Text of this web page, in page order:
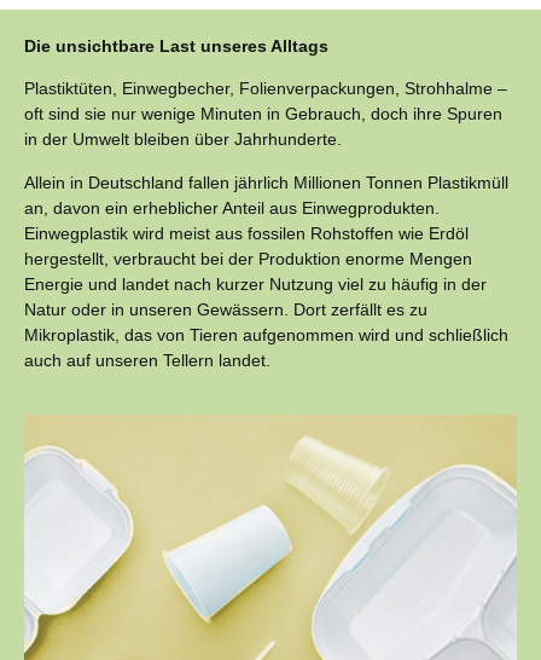
Die unsichtbare Last unseres Alltags
Plastiktüten, Einwegbecher, Folienverpackungen, Strohhalme –
oft sind sie nur wenige Minuten in Gebrauch, doch ihre Spuren
in der Umwelt bleiben über Jahrhunderte.
Allein in Deutschland fallen jährlich Millionen Tonnen Plastikmüll
an, davon ein erheblicher Anteil aus Einwegprodukten.
Einwegplastik wird meist aus fossilen Rohstoffen wie Erdöl
hergestellt, verbraucht bei der Produktion enorme Mengen
Energie und landet nach kurzer Nutzung viel zu häufig in der
Natur oder in unseren Gewässern. Dort zerfällt es zu
Mikroplastik, das von Tieren aufgenommen wird und schließlich
auch auf unseren Tellern landet.